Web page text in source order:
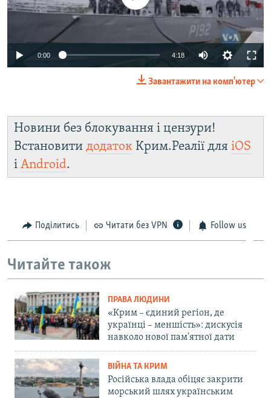
0:00 4:18
Завантажити на комп'ютер
Новини без блокування і цензури!
Встановити додаток Крим.Реалії для iOS
і Android.
Поділитись Читати без VPN Follow us
Читайте також
ПРАВА ЛЮДИНИ
«Крим – єдиний регіон, де
українці – меншість»: дискусія
навколо нової пам'ятної дати
ВІЙНА ТА КРИМ
Російська влада обіцяє закрити
морський шлях українським